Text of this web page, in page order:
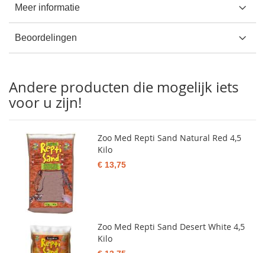
Meer informatie
Beoordelingen
Andere producten die mogelijk iets
voor u zijn!
Zoo Med Repti Sand Natural Red 4,5
Kilo
€ 13,75
Zoo Med Repti Sand Desert White 4,5
Kilo